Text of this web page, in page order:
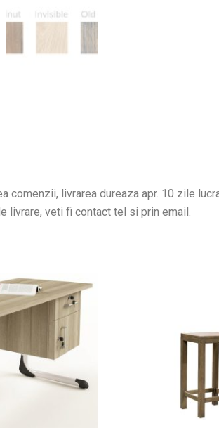
comenzii, livrarea dureaza apr. 10 zile
livrare, veti fi contact tel si prin email.